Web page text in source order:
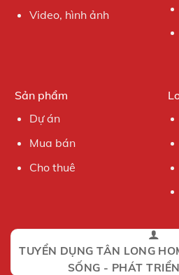
Video, hình ảnh
Sản phẩm
Dự án
Mua bán
Cho thuê
TUYỂN DỤNG TÂN LONG
SỐNG - PHÁT